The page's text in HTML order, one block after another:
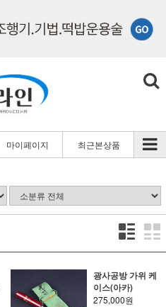
마이페이지
최근본상품
광사공방 가위 케
이스(아카)
275,000원